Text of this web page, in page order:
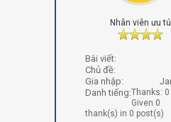
Nhân viên ưu tú
Bài viết:
Chủ đề:
Gia nhập:
Danh tiếng:Thanks: 0
Given 0
thank(s) in 0 post(s)